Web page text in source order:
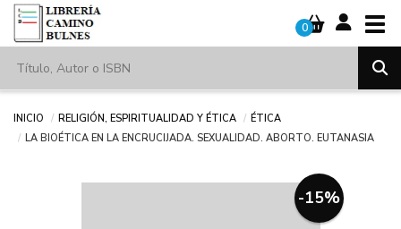
0
Inicio Religión, espiritualidad y ética
Ética
LA BIOÉTICA EN LA ENCRUCIJADA. SEXUALIDAD. ABORTO. EUTANASIA
-15%